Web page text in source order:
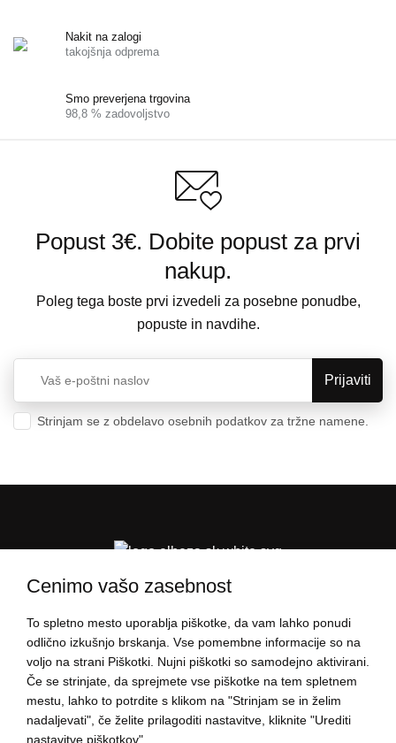
Nakit na zalogi
takojšnja odprema
Smo preverjena trgovina
98,8 % zadovoljstvo
Popust 3€. Dobite popust za prvi
nakup.
Poleg tega boste prvi izvedeli za posebne ponudbe,
popuste in navdihe.
Strinjam se z obdelavo osebnih podatkov za tržne namene.
PODATKI O NAKUPU
O ELBEZI
Cenimo vašo zasebnost
To spletno mesto uporablja piškotke, da vam lahko ponudi
odlično izkušnjo brskanja. Vse pomembne informacije so na
voljo na strani Piškotki. Nujni piškotki so samodejno aktivirani.
Če se strinjate, da sprejmete vse piškotke na tem spletnem
mestu, lahko to potrdite s klikom na "Strinjam se in želim
nadaljevati", če želite prilagoditi nastavitve, kliknite "Urediti
nastavitve piškotkov".